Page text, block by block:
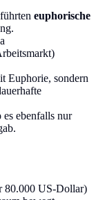
euphorische
Euphorie, sondern
es ebenfalls nur
80.000 US-Dollar)